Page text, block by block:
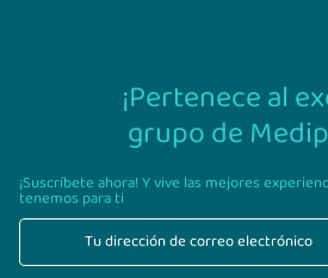
¡Pertenece al
grupo de
¡Suscríbete ahora! Y vive las mejores
tenemos para ti